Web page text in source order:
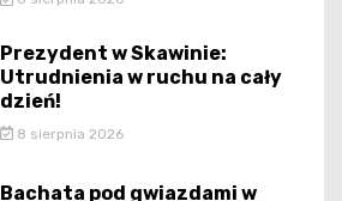
Prezydent w Skawinie:
Utrudnienia w ruchu na cały
dzień!
8 sierpnia 2026
Bachata pod gwiazdami w